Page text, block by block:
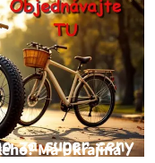
Má Ukrajina